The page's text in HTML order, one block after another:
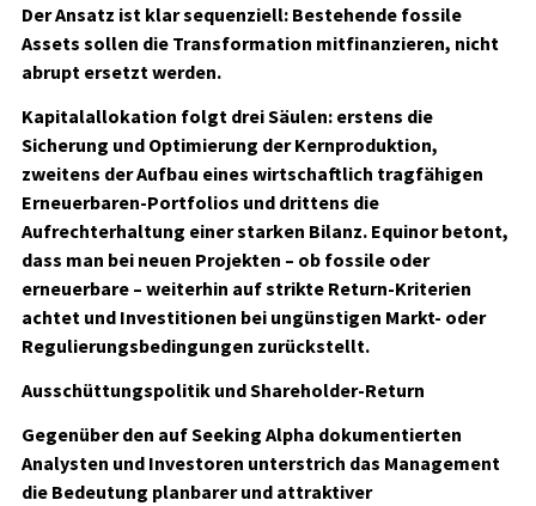
Der Ansatz ist klar sequenziell: Bestehende fossile
Assets sollen die Transformation mitfinanzieren, nicht
abrupt ersetzt werden.
Kapitalallokation folgt drei Säulen: erstens die
Sicherung und Optimierung der Kernproduktion,
zweitens der Aufbau eines wirtschaftlich tragfähigen
Erneuerbaren-Portfolios und drittens die
Aufrechterhaltung einer starken Bilanz. Equinor betont,
dass man bei neuen Projekten – ob fossile oder
erneuerbare – weiterhin auf strikte Return-Kriterien
achtet und Investitionen bei ungünstigen Markt- oder
Regulierungsbedingungen zurückstellt.
Ausschüttungspolitik und Shareholder-Return
Gegenüber den auf Seeking Alpha dokumentierten
Analysten und Investoren unterstrich das Management
die Bedeutung planbarer und attraktiver